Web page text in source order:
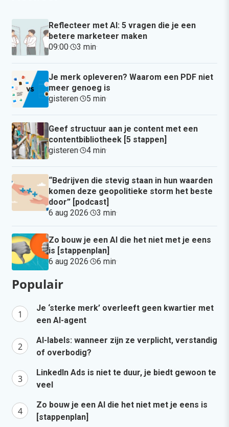
Reflecteer met AI: 5 vragen die je een
betere marketeer maken
09:00· 3 min·
Je merk opleveren? Waarom een PDF niet
meer genoeg is
gisteren· 5 min·
Geef structuur aan je content met een
contentbibliotheek [5 stappen]
gisteren· 4 min·
“Bedrijven die stevig staan in hun waarden
komen deze geopolitieke storm het beste
door” [podcast]
6 aug 2026· 3 min·
Zo bouw je een AI die het niet met je eens
is [stappenplan]
6 aug 2026· 6 min·
Populair
Je ‘sterke merk’ overleeft geen kwartier met
een AI-agent
AI-labels: wanneer zijn ze verplicht, verstandig
of overbodig?
LinkedIn Ads is niet te duur, je biedt gewoon te
veel
Zo bouw je een AI die het niet met je eens is
[stappenplan]